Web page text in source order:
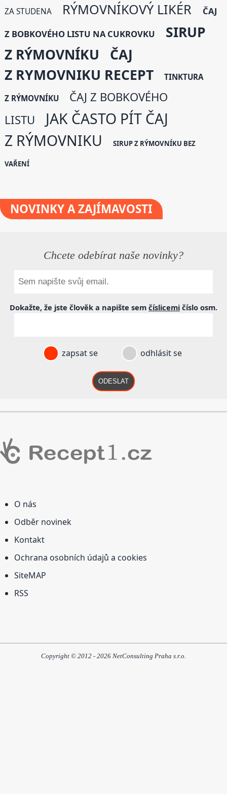
ZA STUDENA RÝMOVNÍKOVÝ LIKÉR
ČAJ
Z BOBKOVÉHO LISTU NA CUKROVKU
SIRUP
Z RÝMOVNÍKU
ČAJ
Z RYMOVNIKU RECEPT
TINKTURA
Z RÝMOVNÍKU
ČAJ Z BOBKOVÉHO
LISTU
JAK ČASTO PÍT ČAJ
Z RÝMOVNIKU
SIRUP Z RÝMOVNÍKU BEZ
VAŘENÍ
NOVINKYA ZAJÍMAVOSTI
Chcete odebírat naše novinky?
Dokažte, že jste člověk a napište sem číslicemi číslo osm.
zapsat se odhlásit se
ODESLAT
O nás
Odběr novinek
Kontakt
Ochrana osobních údajů a cookies
SiteMAP
RSS
Copyright © 2012 - 2026 NetConsulting Praha s.r.o.